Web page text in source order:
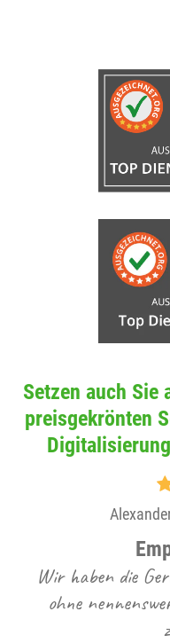
Setzen auch Sie
preisgekrönten
Wir haben die
ohne